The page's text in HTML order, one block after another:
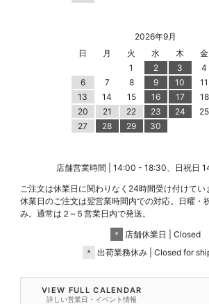
2026年9月
日
月 火 水 木 金
1
2 3 4
6
7 8 9 10 11
13
14 15 16 17 18
20
21 22 23 24 25
27
28 29 30
店舗営業時間 | 14:00 - 18:30、日祝日
ご注文は休業日に関わりなく24時間受け付けてい
休業日のご注文は翌営業時間内での対応。日曜・
み。通常は２~５営業日内で発送。
＊
店舗休業日 | Closed
＊
出荷業務休み | Closed for
VIEW FULL CALENDAR
詳しい営業日・イベント情報